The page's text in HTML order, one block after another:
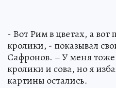
- Вот Рим в цветах, а вот
кролики, - показывал
Сафронов. – У меня
кролики и сова, но я
картины остались.